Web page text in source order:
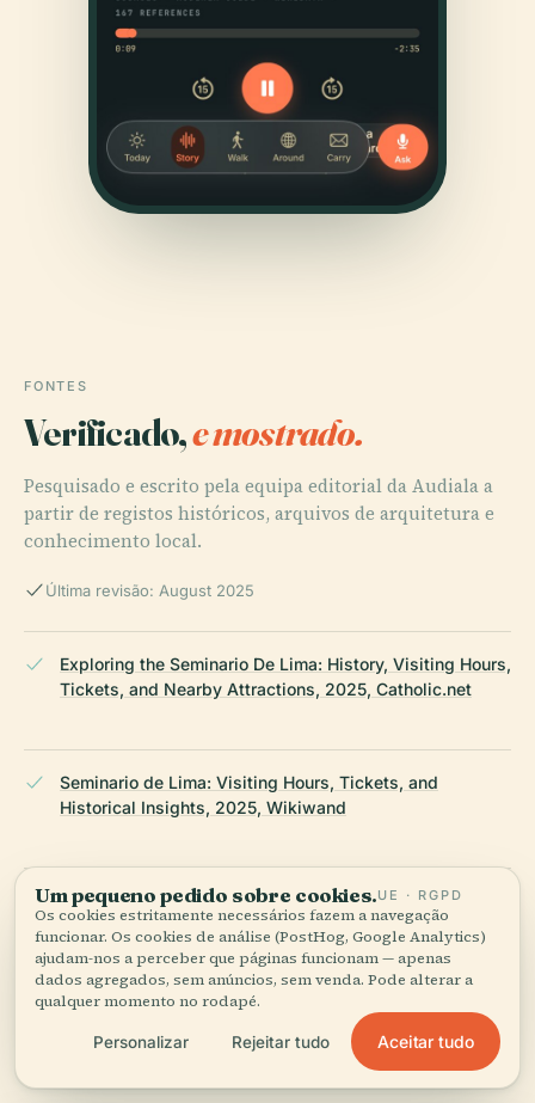
FONTES
Verificado,e mostrado.
Pesquisado e escrito pela equipa editorial da Audiala a
partir de registos históricos, arquivos de arquitetura e
conhecimento local.
Última revisão: August 2025
Exploring the Seminario De Lima: History, Visiting Hours,
Tickets, and Nearby Attractions, 2025, Catholic.net
Seminario de Lima: Visiting Hours, Tickets, and
Historical Insights, 2025, Wikiwand
Seminario De Lima Visiting Hours, Tickets, and Visitor
Guide to Lima Historical Sites, 2025, OhLaLima
Visiting Seminario de Lima: Hours, Tickets, and
Exploring Lima’s Historic Sites, 2025, 123Peru
Um pequeno pedido sobre cookies.UE · RGPD
Os cookies estritamente necessários fazem a navegação
funcionar. Os cookies de análise (PostHog, Google Analytics)
ajudam-nos a perceber que páginas funcionam — apenas
dados agregados, sem anúncios, sem venda. Pode alterar a
qualquer momento no rodapé.
Personalizar Rejeitar tudo Aceitar tudo